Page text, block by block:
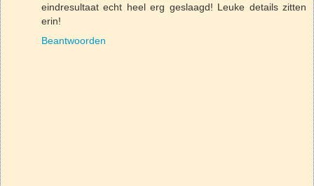
eindresultaat echt heel erg geslaagd! Leuke details zitten
erin!
Beantwoorden